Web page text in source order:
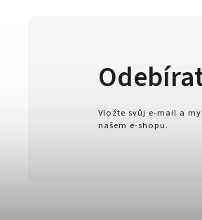
Vložte svůj e-mail a
našem e-shopu.